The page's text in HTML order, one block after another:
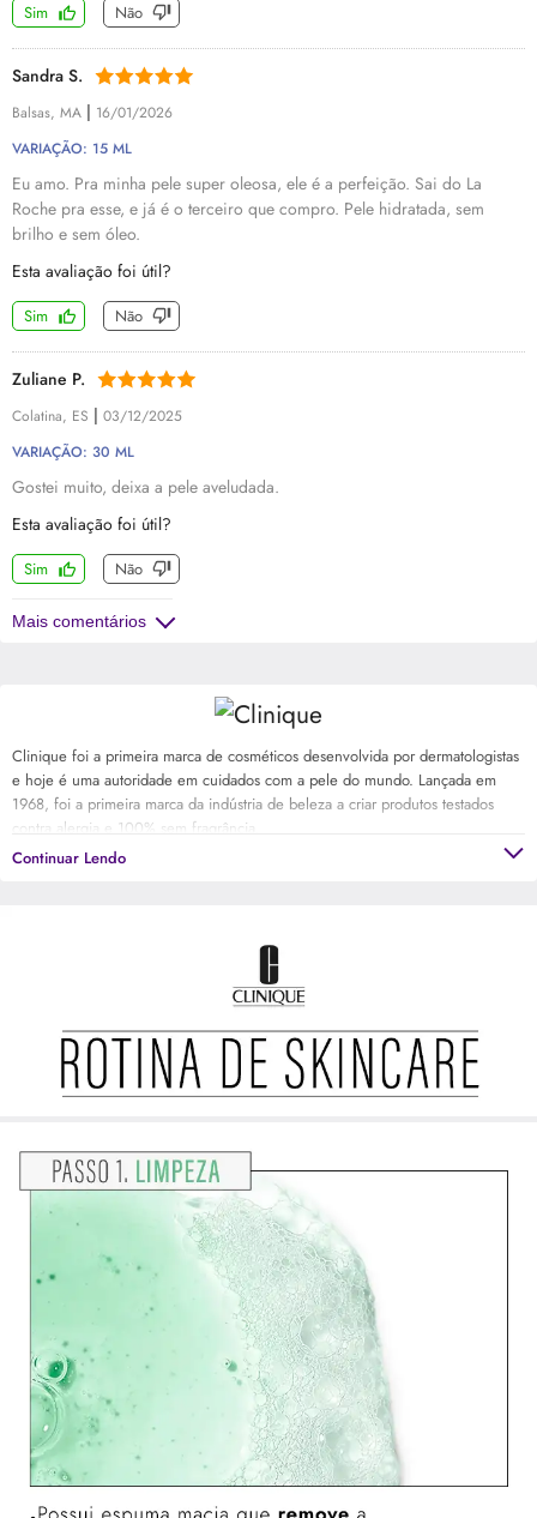
Sim Não
Sandra S.
Balsas, MA | 16/01/2026
VARIAÇÃO: 15 ML
Eu amo. Pra minha pele super oleosa, ele é a perfeição. Sai do La
Roche pra esse, e já é o terceiro que compro. Pele hidratada, sem
brilho e sem óleo.
Esta avaliação foi útil?
Sim Não
Zuliane P.
Colatina, ES | 03/12/2025
VARIAÇÃO: 30 ML
Gostei muito, deixa a pele aveludada.
Esta avaliação foi útil?
Sim Não
Mais comentários
Clinique foi a primeira marca de cosméticos desenvolvida por dermatologistas
e hoje é uma autoridade em cuidados com a pele do mundo. Lançada em
1968, foi a primeira marca da indústria de beleza a criar produtos testados
contra alergia e 100% sem fragrância.
Continuar Lendo